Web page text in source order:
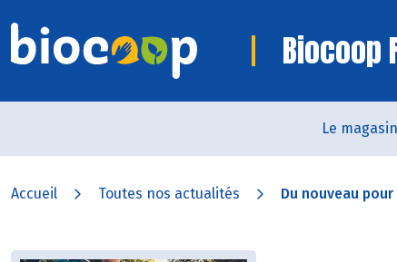
Biocoop
Le magasin
Accueil Toutes nos actualités Du nouveau